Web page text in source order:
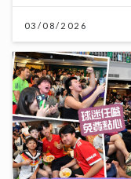
03/08/2026